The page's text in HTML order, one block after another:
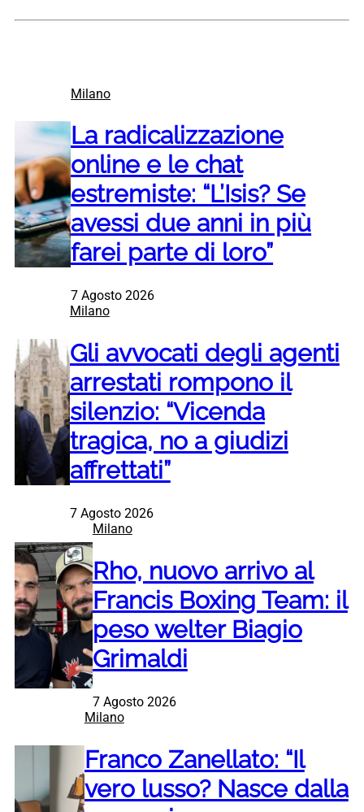
Milano
La radicalizzazione
online e le chat
estremiste: “L’Isis? Se
avessi due anni in più
farei parte di loro”
7 Agosto 2026
Milano
Gli avvocati degli agenti
arrestati rompono il
silenzio: “Vicenda
tragica, no a giudizi
affrettati”
7 Agosto 2026
Milano
Rho, nuovo arrivo al
Francis Boxing Team: il
peso welter Biagio
Grimaldi
7 Agosto 2026
Milano
Franco Zanellato: “Il
vero lusso? Nasce dalla